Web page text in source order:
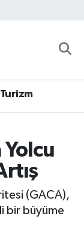
Turizm
(GACA),
bir büyüme